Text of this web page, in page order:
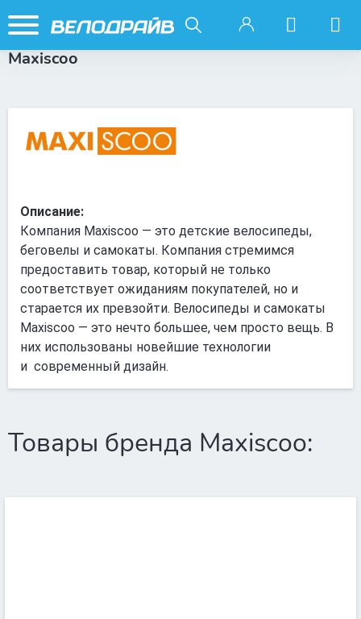
Maxiscoo
Описание:
Компания Maxiscoo — это детские велосипеды,
беговелы и самокаты. Компания стремимся
предоставить товар, который не только
соответствует ожиданиям покупателей, но и
старается их превзойти. Велосипеды и самокаты
Maxiscoo — это нечто большее, чем просто вещь. В
них использованы новейшие технологии
и современный дизайн.
Товары бренда Maxiscoo: